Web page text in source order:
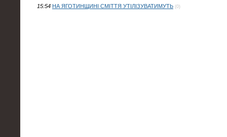
15:54 НА ЯГОТИНЩИНІ СМІТТЯ УТІЛІЗУВАТИМУТЬ (0)